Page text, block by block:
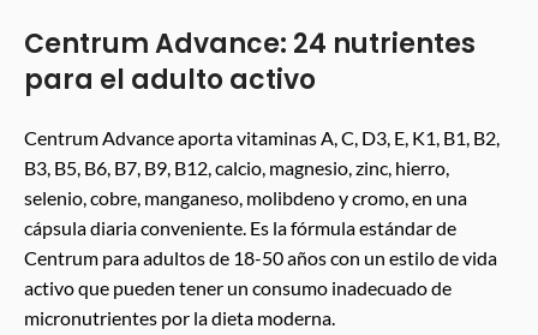
Centrum Advance: 24 nutrientes
para el adulto activo
Centrum Advance aporta vitaminas A, C, D3, E, K1, B1, B2,
B3, B5, B6, B7, B9, B12, calcio, magnesio, zinc, hierro,
selenio, cobre, manganeso, molibdeno y cromo, en una
cápsula diaria conveniente. Es la fórmula estándar de
Centrum para adultos de 18-50 años con un estilo de vida
activo que pueden tener un consumo inadecuado de
micronutrientes por la dieta moderna.